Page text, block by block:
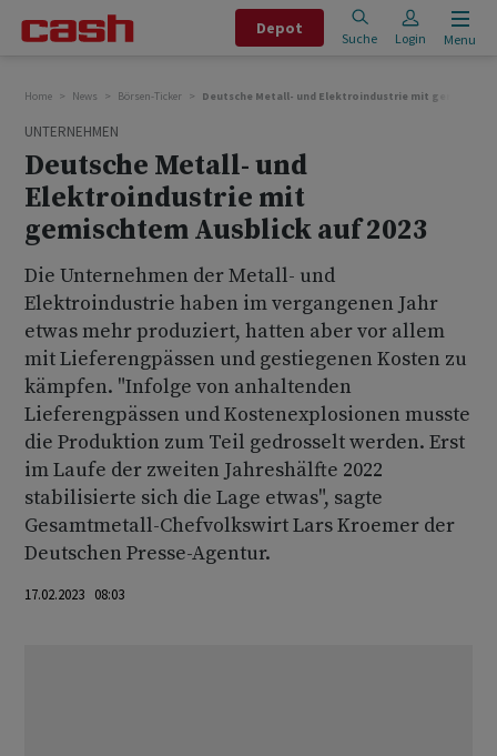
Depot
Suche Login Menu
Home News Börsen-Ticker Deutsche Metall- und Elektroindustrie mit gemischtem
UNTERNEHMEN
Deutsche Metall- und
Elektroindustrie mit
gemischtem Ausblick auf 2023
Die Unternehmen der Metall- und
Elektroindustrie haben im vergangenen Jahr
etwas mehr produziert, hatten aber vor allem
mit Lieferengpässen und gestiegenen Kosten zu
kämpfen. "Infolge von anhaltenden
Lieferengpässen und Kostenexplosionen musste
die Produktion zum Teil gedrosselt werden. Erst
im Laufe der zweiten Jahreshälfte 2022
stabilisierte sich die Lage etwas", sagte
Gesamtmetall-Chefvolkswirt Lars Kroemer der
Deutschen Presse-Agentur.
17.02.2023 08:03